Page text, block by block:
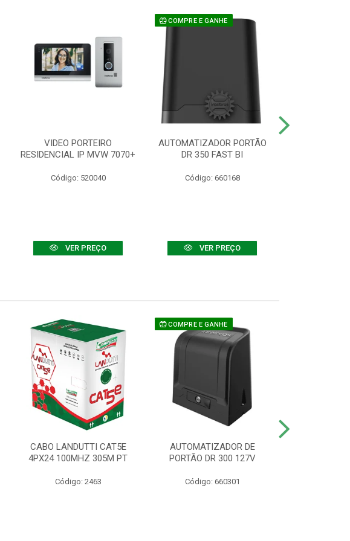
VIDEO PORTEIRO
RESIDENCIAL IP MVW 7070+
Código: 520040
VER PREÇO
COMPRE E GANHE
AUTOMATIZADOR PORTÃO
DR 350 FAST BI
Código: 660168
VER PREÇO
CABO LANDUTTI CAT5E
4PX24 100MHZ 305M PT
Código: 2463
COMPRE E GANHE
AUTOMATIZADOR DE
PORTÃO DR 300 127V
Código: 660301